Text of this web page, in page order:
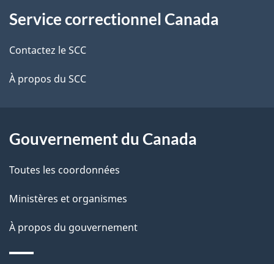
i
l
s
e
p
a
propos
de
ce
Service correctionnel Canada
Contactez le SCC
À propos du SCC
Gouvernement du Canada
Toutes les coordonnées
Ministères et organismes
À propos du gouvernement